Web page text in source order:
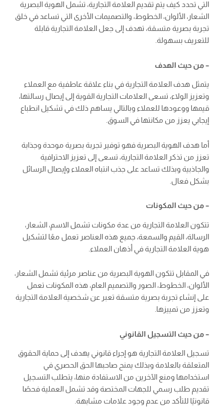
التي تحدد كيف يتم تقديم العلامة التجارية، تشمل الهوية البصرية
الشعار، الألوان، الخطوط، والتصميمات الأخرى التي تساعد في خلق
تجربة بصرية متسقة، تهدف إلى جعل العلامة التجارية قابلة
للتعريف بسهولة.
– من حيث الهدف
يتمثل هدف العلامة التجارية في بناء علاقة عاطفية مع العملاء
وتعزيز الولاء، تسعى العلامات التجارية القوية إلى إيصال رسالتها،
قيمها ووعودها للعملاء وبالتالي يساهم ذلك في تشكيل انطباع
إيجابي يعزز من مكانتها في السوق.
أما هدف الهوية البصرية فهو توفير تجربة بصرية موحدة وجذابة
تعزز من تذكر العلامة التجارية، تسعى إلى تعزيز الاحترافية
والجاذبية وبذلك تساعد على جذب انتباه العملاء وإيصال الرسائل
بشكل فعال.
– من حيث المكونات
تتكون العلامة التجارية من عدة مكونات تشمل الاسم، الشعار،
الرسالة، القيم والسمعة، جميع هذه العناصر تعمل معًا لتشكيل
هوية العلامة التجارية في أذهان العملاء.
في المقابل تتكون الهوية البصرية من عناصر مرئية تشمل الشعار،
الألوان، الخطوط، الصور والتصميم العام، هذه المكونات تعمل
على إنشاء تجربة بصرية متسقة تعبر عن شخصية العلامة التجارية
وتعزز من تمييزها.
– من حيث التسجيل القانوني
تسجيل العلامة التجارية هو إجراء قانوني يهدف إلى حماية الحقوق
المتعلقة بالعلامة وبذلك يمنح صاحبها الحق الحصري في
استخدامها ومنع الآخرين من الاستفادة منها، يتطلب التسجيل
تقديم طلب رسمي للجهات المختصة وقد تشمل العملية فحصًا
قانونيًا للتأكد من عدم وجود علامات مشابهة.